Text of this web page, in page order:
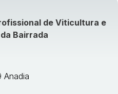
de Viticultura e
Bairrada
Anadia